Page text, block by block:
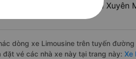
dòng xe Limousine đi Xuyên
dòng xe Limousine trên tuyến
vé các nhà xe này tại trang này: Xe